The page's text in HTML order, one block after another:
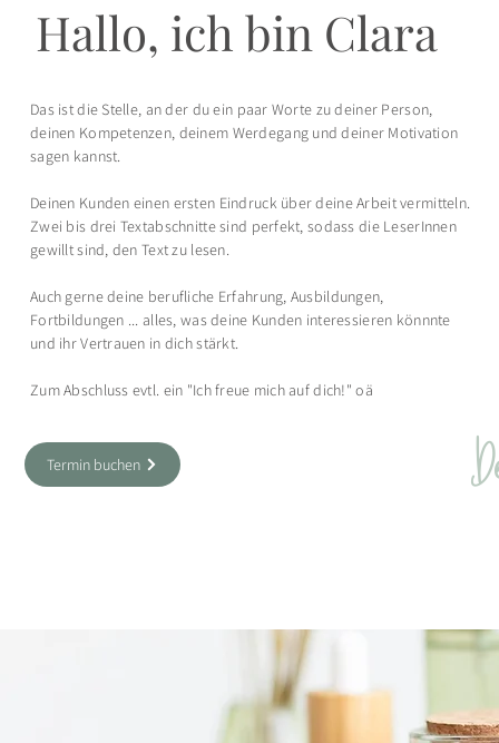
Hallo, ich bin Clara
Das ist die Stelle, an der du ein paar Worte zu deiner Person,
deinen Kompetenzen, deinem Werdegang und deiner Motivation
sagen kannst.
Deinen Kunden einen ersten Eindruck über deine Arbeit vermitteln.
Zwei bis drei Textabschnitte sind perfekt, sodass die LeserInnen
gewillt sind, den Text zu lesen.
Auch gerne deine berufliche Erfahrung, Ausbildungen,
Fortbildungen ... alles, was deine Kunden interessieren könnnte
und ihr Vertrauen in dich stärkt.
Zum Abschluss evtl. ein "Ich freue mich auf dich!" oä
Termin buchen